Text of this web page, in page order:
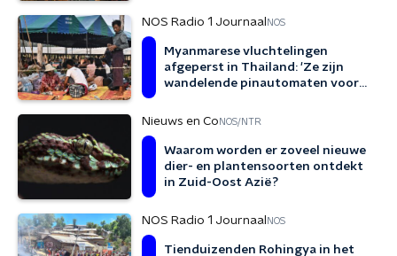
NOS Radio 1 Journaal NOS
Myanmarese vluchtelingen
afgeperst in Thailand: 'Ze zijn
wandelende pinautomaten voor
Nieuws en Co NOS/NTR
Waarom worden er zoveel nieuwe
dier- en plantensoorten ontdekt
in Zuid-Oost Azië?
NOS Radio 1 Journaal NOS
Tienduizenden Rohingya in het